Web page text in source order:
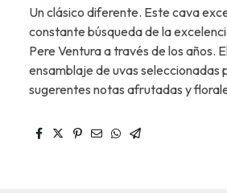
Un clásico diferente. Este cava
constante búsqueda de la
Pere Ventura a través de los años.
ensamblaje de uvas seleccionadas
sugerentes notas afrutadas y